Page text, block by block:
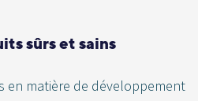
sûrs et sains
en matière de développement